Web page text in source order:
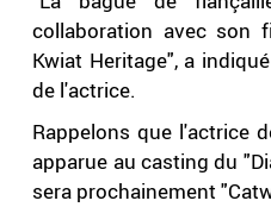
collaboration avec son
Kwiat Heritage", a
de l'actrice.
Rappelons que l'actrice
apparue au casting du
sera prochainement